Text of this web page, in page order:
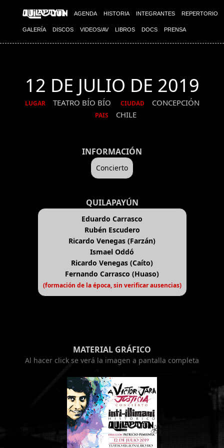
AGENDA HISTORIA INTEGRANTES REPERTORIO
GALERÍA DISCOS VIDEOS/AV LIBROS DOCS PRENSA
12 DE JULIO DE 2019
LUGAR TEATRO BÍO BÍO CIUDAD CONCEPCIÓN
PAIS CHILE
INFORMACIÓN
Concierto
QUILAPAYÚN
Eduardo Carrasco
Rubén Escudero
Ricardo Venegas (Farzán)
Ismael Oddó
Ricardo Venegas (Caíto)
Fernando Carrasco (Huaso)
(formación de la época, sin verificar ausencias)
MATERIAL GRÁFICO
Al hacer click se verá la imagen a pantalla completa